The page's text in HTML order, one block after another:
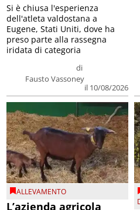
di
Fausto Vassoney
il 10/08/2026
Si è chiusa l'esperienza
dell'atleta valdostana a
Eugene, Stati Uniti, dove ha
preso parte alla rassegna
iridata di categoria
ALLEVAMENTO
L’azienda agricola